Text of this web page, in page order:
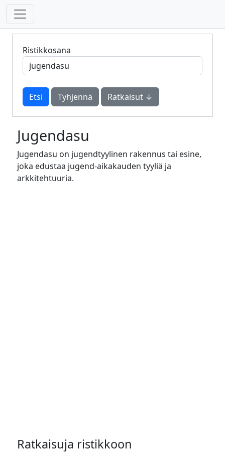
Ristikkosana
Tyhjennä Ratkaisut ↓
Jugendasu
Jugendasu on jugendtyylinen rakennus tai esine,
joka edustaa jugend-aikakauden tyyliä ja
arkkitehtuuria.
Ratkaisuja ristikkoon